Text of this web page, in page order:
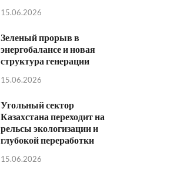
15.06.2026
Зеленый прорыв в
энергобалансе и новая
структура генерации
15.06.2026
Угольный сектор
Казахстана переходит на
рельсы экологизации и
глубокой переработки
15.06.2026